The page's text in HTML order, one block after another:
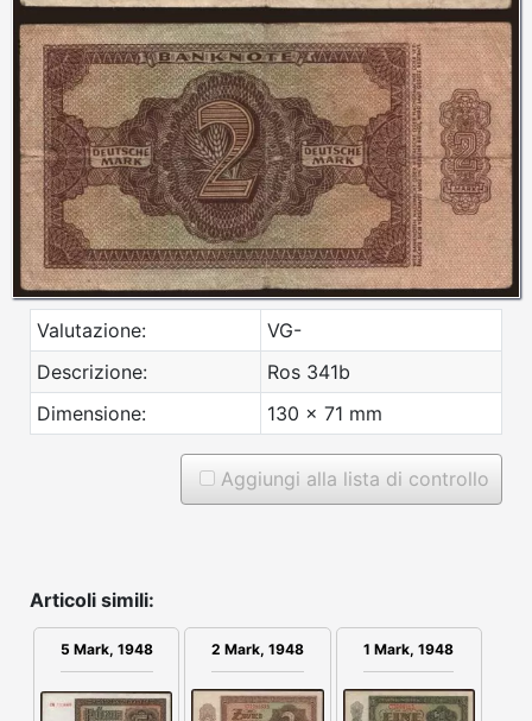
Valutazione:
VG-
Descrizione:
Ros 341b
Dimensione:
130 x 71 mm
Aggiungi alla lista di controllo
Articoli simili:
5 Mark, 1948 2 Mark, 1948 1 Mark, 1948